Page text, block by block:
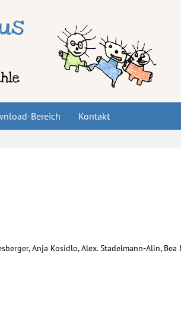
Bereich Kontakt
Anja Kosidlo, Alex. Stadelmann-Alin,